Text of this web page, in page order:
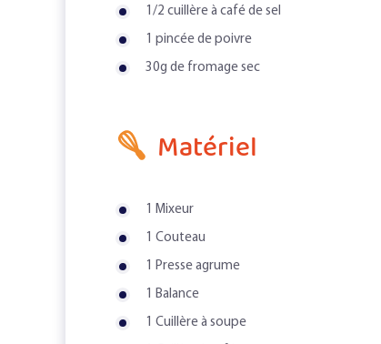
1/2 cuillère à café de sel
1 pincée de poivre
30g de fromage sec
Matériel
1 Mixeur
1 Couteau
1 Presse agrume
1 Balance
1 Cuillère à soupe